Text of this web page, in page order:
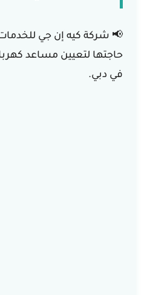
📢 شركة كيه إن جي للخدمات
حاجتها لتعيين مساعد
في دبي.